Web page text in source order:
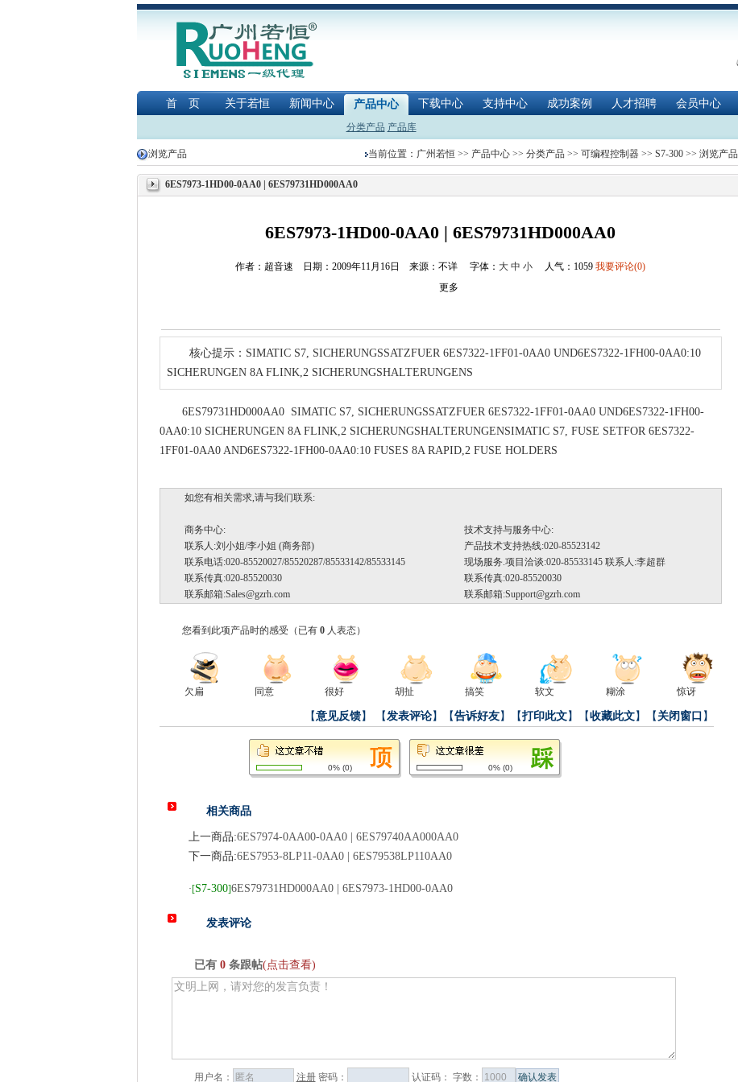
首 页 关于若恒 新闻中心 产品中心 下载中心 支持中心 成功案例 人才招聘 会员中心
分类产品 产品库
浏览产品 当前位置： 广州若恒>> 产品中心>> 分类产品 >> 可编程控制器>> S7-300>> 浏览产品
6ES7973-1HD00-0AA0 | 6ES79731HD000AA0
6ES7973-1HD00-0AA0 | 6ES79731HD000AA0
作者：超音速 日期：2009年11月16日 来源：不详 字体： 大 中 小 人气： 1059 我要评论(0)
更多
核心提示：SIMATIC S7, SICHERUNGSSATZFUER 6ES7322-1FF01-0AA0 UND6ES7322-1FH00-0AA0:10
SICHERUNGEN 8A FLINK,2 SICHERUNGSHALTERUNGENS
6ES79731HD000AA0 SIMATIC S7, SICHERUNGSSATZFUER 6ES7322-1FF01-0AA0 UND6ES7322-1FH00-
0AA0:10 SICHERUNGEN 8A FLINK,2 SICHERUNGSHALTERUNGENSIMATIC S7, FUSE SETFOR 6ES7322-
1FF01-0AA0 AND6ES7322-1FH00-0AA0:10 FUSES 8A RAPID,2 FUSE HOLDERS
如您有相关需求,请与我们联系:
商务中心:
技术支持与服务中心:
联系人:刘小姐/李小姐 (商务部)
产品技术支持热线:020-85523142
联系电话:020-85520027/85520287/85533142/85533145
现场服务.项目洽谈:020-85533145 联系人:李超群
联系传真:020-85520030
联系传真:020-85520030
联系邮箱:Sales@gzrh.com 联系邮箱:Support@gzrh.com
您看到此项产品时的感受 （已有 0人表态）
欠扁 同意 很好 胡扯 搞笑 软文 糊涂 惊讶
【意见反馈】 【发表评论】【告诉好友】【打印此文】【收藏此文】【 关闭窗口 】
0%(0) 0%(0)
相关商品
上一商品:6ES7974-0AA00-0AA0 | 6ES79740AA000AA0
下一商品:6ES7953-8LP11-0AA0 | 6ES79538LP110AA0
·[S7-300]6ES79731HD000AA0 | 6ES7973-1HD00-0AA0
发表评论
已有 0条跟帖(点击查看)
用户名： 注册密码： 认证码： 字数：